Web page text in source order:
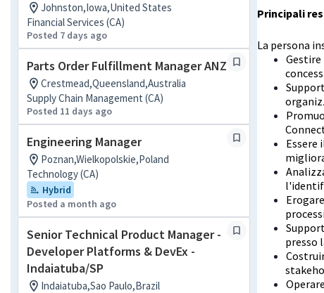
Johnston,Iowa,United States
Financial Services (CA)
Posted 7 days ago
Parts Order Fulfillment Manager ANZ
Crestmead,Queensland,Australia
Supply Chain Management (CA)
Posted 11 days ago
Engineering Manager
Poznan,Wielkopolskie,Poland
Technology (CA)
Hybrid
Posted a month ago
Senior Technical Product Manager -
Developer Platforms & DevEx -
Indaiatuba/SP
Indaiatuba,Sao Paulo,Brazil
Principali
La persona
Essere
presso